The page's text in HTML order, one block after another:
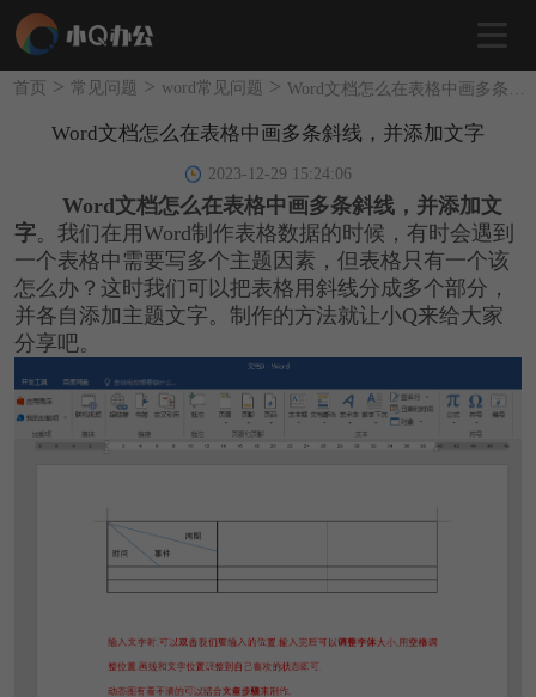
首页 > 常见问题 > word常见问题 >
Word文档怎么在表格中画多条斜线，并添加文字
2023-12-29 15:24:06
Word文档怎么在表格中画多条斜线，并添加文
字。我们在用Word制作表格数据的时候，有时会遇到
一个表格中需要写多个主题因素，但表格只有一个该
怎么办？这时我们可以把表格用斜线分成多个部分，
并各自添加主题文字。制作的方法就让小Q来给大家
分享吧。